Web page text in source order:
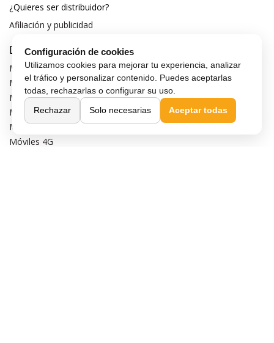
¿Quieres ser distribuidor?
Afiliación y publicidad
Destacados
Móviles de gama alta
Móviles con buena cámara
Móviles sin marcos
Móviles de 6 pulgadas
Móviles todoterreno
Móviles 4G
Configuración de cookies
Utilizamos cookies para mejorar tu experiencia, analizar
el tráfico y personalizar contenido. Puedes aceptarlas
todas, rechazarlas o configurar su uso.
Rechazar
Solo necesarias Aceptar todas